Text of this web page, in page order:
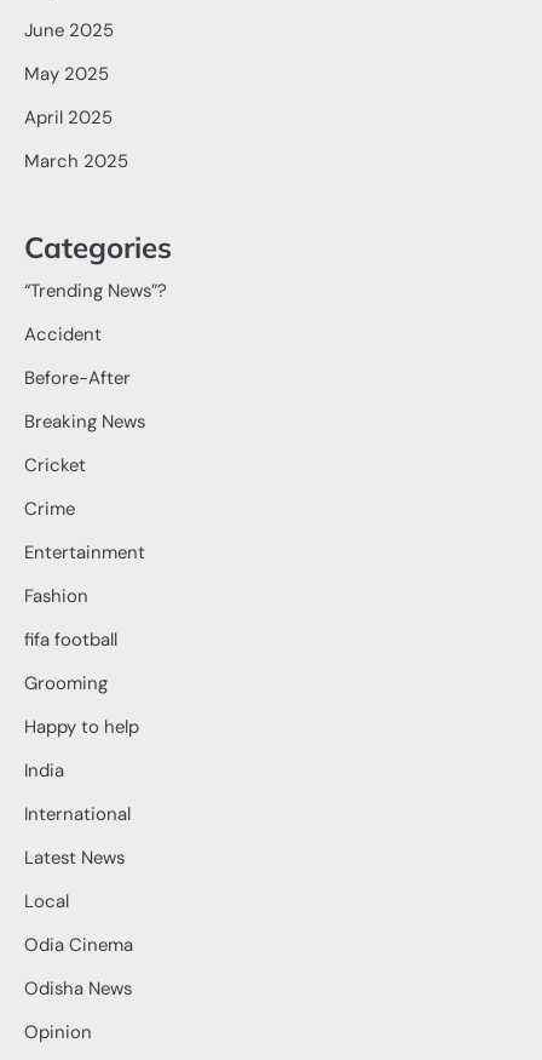
June 2025
May 2025
April 2025
March 2025
Categories
“Trending News”?
Accident
Before-After
Breaking News
Cricket
Crime
Entertainment
Fashion
fifa football
Grooming
Happy to help
India
International
Latest News
Local
Odia Cinema
Odisha News
Opinion